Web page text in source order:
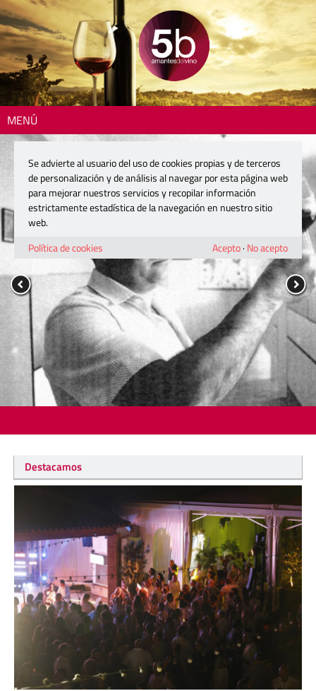
MENÚ
Destacamos
Se advierte al usuario del uso de cookies propias y de terceros
de personalización y de análisis al navegar por esta página web
para mejorar nuestros servicios y recopilar información
estrictamente estadística de la navegación en nuestro sitio
web.
Política de cookies
Acepto· No acepto